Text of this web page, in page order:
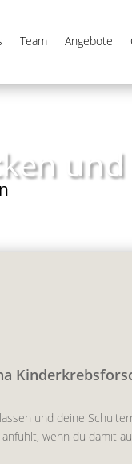
Team Angebote
und deine
wenn du damit